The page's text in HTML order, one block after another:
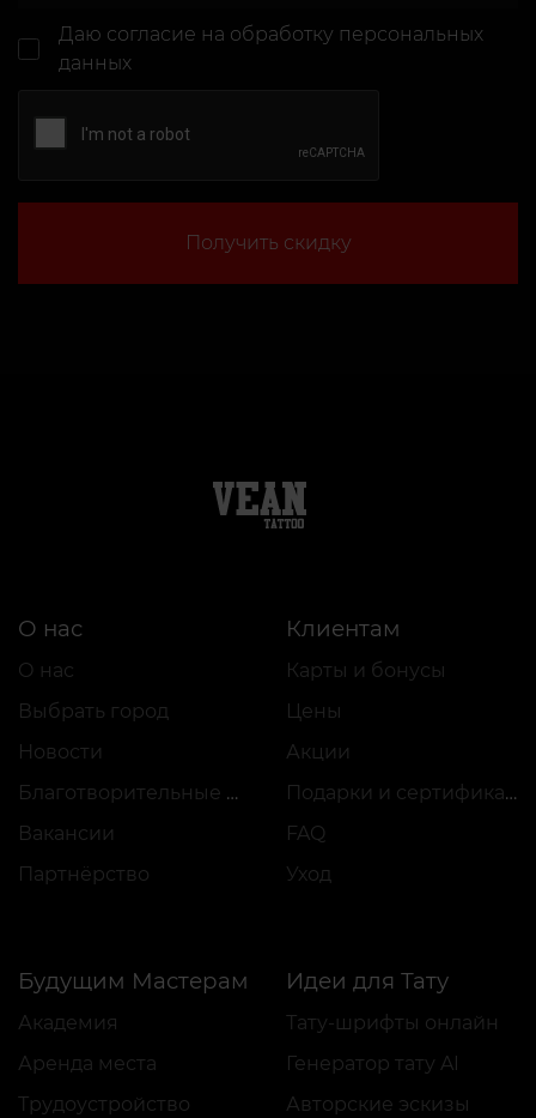
Даю согласие на обработку персональных
данных
Получить скидку
О нас
О нас
Выбрать город
Новости
Благотворительные проекты
Вакансии
Партнёрство
Клиентам
Карты и бонусы
Цены
Акции
Подарки и сертификаты
FAQ
Уход
Будущим Мастерам
Академия
Аренда места
Трудоустройство
Идеи для Тату
Тату-шрифты онлайн
Генератор тату AI
Авторские эскизы